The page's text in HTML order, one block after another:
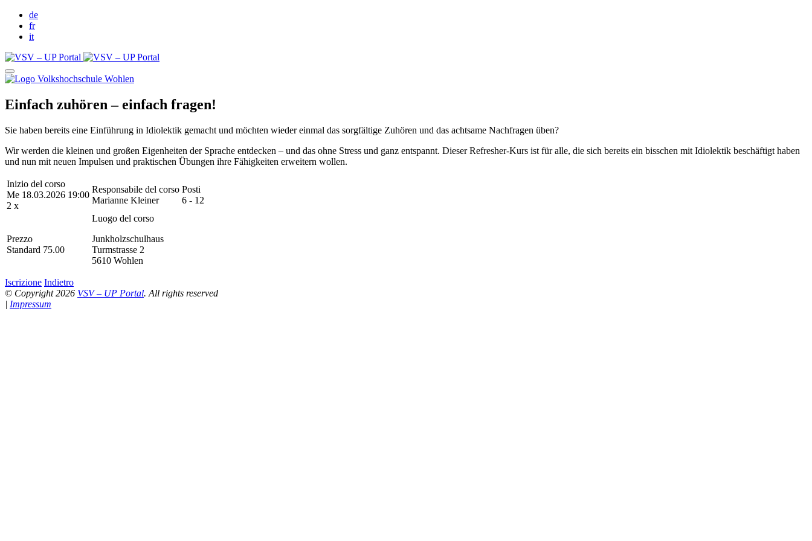
de
fr
it
Einfach zuhören – einfach fragen!
Sie haben bereits eine Einführung in Idiolektik gemacht und möchten wieder einmal das sorgfältige Zuhören und das achtsame Nachfragen üben?
Wir werden die kleinen und großen Eigenheiten der Sprache entdecken – und das ohne Stress und ganz entspannt. Dieser Refresher-Kurs ist für alle, die sich bereits ein bisschen mit Idiolektik beschäftigt haben
und nun mit neuen Impulsen und praktischen Übungen ihre Fähigkeiten erweitern wollen.
Inizio del corso
Me 18.03.2026 19:00
2 x
Responsabile del corso
Marianne Kleiner
Posti
6 - 12
Prezzo
Standard 75.00
Luogo del corso
Junkholzschulhaus
Turmstrasse 2
5610 Wohlen
Iscrizione Indietro
© Copyright 2026 VSV – UP Portal. All rights reserved
| Impressum